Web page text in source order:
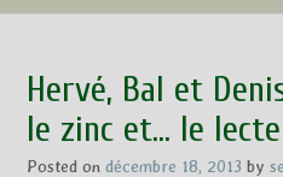
Hervé, Bal et
le zinc et… le
Posted on décembre 18, 2013 by